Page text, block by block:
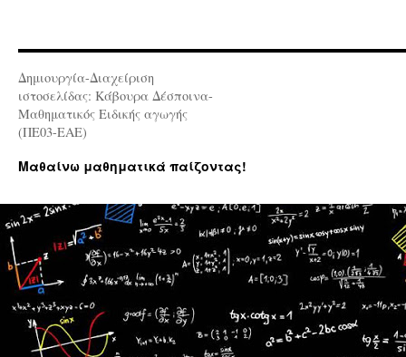
Δημιουργία-Διαχείριση
ιστοσελίδας: Κάβουρα Δέσποινα-
Μαθηματικός Ειδικής αγωγής
(ΠΕ03-ΕΑΕ)
Μαθαίνω μαθηματικά παίζοντας!